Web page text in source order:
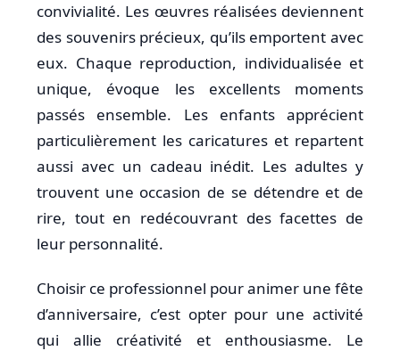
convivialité. Les œuvres réalisées deviennent
des souvenirs précieux, qu’ils emportent avec
eux. Chaque reproduction, individualisée et
unique, évoque les excellents moments
passés ensemble. Les enfants apprécient
particulièrement les caricatures et repartent
aussi avec un cadeau inédit. Les adultes y
trouvent une occasion de se détendre et de
rire, tout en redécouvrant des facettes de
leur personnalité.
Choisir ce professionnel pour animer une fête
d’anniversaire, c’est opter pour une activité
qui allie créativité et enthousiasme. Le